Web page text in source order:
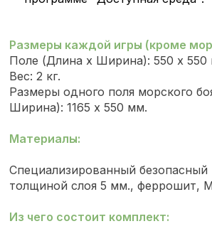
Размеры каждой игры (кроме
Поле (Длина х Ширина): 550 х 550
Вес: 2 кг.
Размеры одного поля морского
Ширина): 1165 х 550 мм.
Материалы:
Специализированный безопасный
толщиной слоя 5 мм., феррошит,
Из чего состоит комплект: